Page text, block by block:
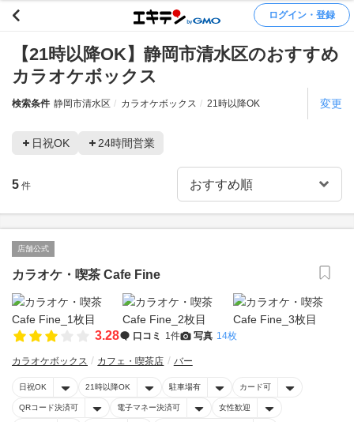
ログイン・登録
【21時以降OK】静岡市清水区のおすすめ
カラオケボックス
検索条件 静岡市清水区 カラオケボックス 21時以降OK 変更
日祝OK 24時間営業
5 件
店舗公式
カラオケ・喫茶 Cafe Fine
3.28 口コミ 1件 写真 14枚
カラオケボックス カフェ・喫茶店 バー
日祝OK 21時以降OK 駐車場有 カード可
QRコード決済可 電子マネー決済可 女性歓迎